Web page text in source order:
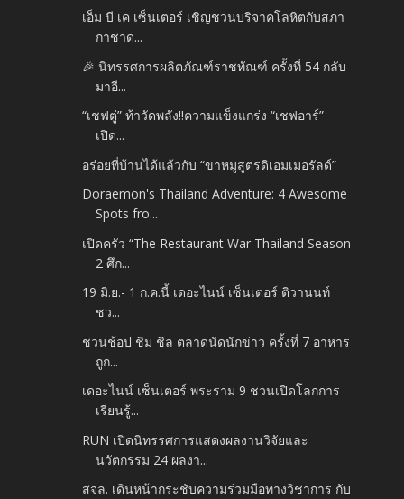
เอ็ม บี เค เซ็นเตอร์ เชิญชวนบริจาคโลหิตกับสภา
กาชาด...
🎉 นิทรรศการผลิตภัณฑ์ราชทัณฑ์ ครั้งที่ 54 กลับ
มาอี...
“เชฟตู่” ท้าวัดพลัง!!ความแข็งแกร่ง “เชฟอาร์”
เปิด...
อร่อยที่บ้านได้แล้วกับ “ขาหมูสูตรดิเอมเมอรัลด์”
Doraemon's Thailand Adventure: 4 Awesome
Spots fro...
เปิดครัว “The Restaurant War Thailand Season
2 ศึก...
19 มิ.ย.- 1 ก.ค.นี้ เดอะไนน์ เซ็นเตอร์ ติวานนท์
ชว...
ชวนช้อป ชิม ชิล ตลาดนัดนักข่าว ครั้งที่ 7 อาหาร
ถูก...
เดอะไนน์ เซ็นเตอร์ พระราม 9 ชวนเปิดโลกการ
เรียนรู้...
RUN เปิดนิทรรศการแสดงผลงานวิจัยและ
นวัตกรรม 24 ผลงา...
สจล. เดินหน้ากระชับความร่วมมือทางวิชาการ กับ